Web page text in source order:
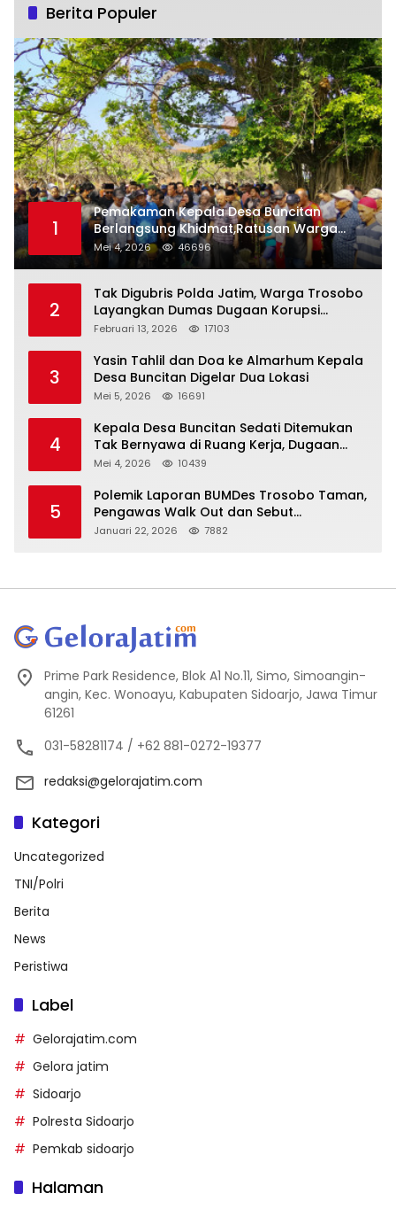
Berita Populer
1
Pemakaman Kepala Desa Buncitan
Berlangsung Khidmat,Ratusan Warga
Larut Dalam Duka Yang Mendalam
Mei 4, 2026 46696
2
Tak Digubris Polda Jatim, Warga Trosobo
Layangkan Dumas Dugaan Korupsi
Oknum DPRD Sidoarjo ke Kapolri
Februari 13, 2026 17103
3
Yasin Tahlil dan Doa ke Almarhum Kepala
Desa Buncitan Digelar Dua Lokasi
Mei 5, 2026 16691
4
Kepala Desa Buncitan Sedati Ditemukan
Tak Bernyawa di Ruang Kerja, Dugaan
Bunuh Diri Menguat
Mei 4, 2026 10439
5
Polemik Laporan BUMDes Trosobo Taman,
Pengawas Walk Out dan Sebut
Kejanggalan
Januari 22, 2026 7882
Prime Park Residence, Blok A1 No.11, Simo, Simoangin-
angin, Kec. Wonoayu, Kabupaten Sidoarjo, Jawa Timur
61261
031-58281174 / +62 881-0272-19377
redaksi@gelorajatim.com
Kategori
Uncategorized
TNI/Polri
Berita
News
Peristiwa
Label
Gelorajatim.com
Gelora jatim
Sidoarjo
Polresta Sidoarjo
Pemkab sidoarjo
Halaman